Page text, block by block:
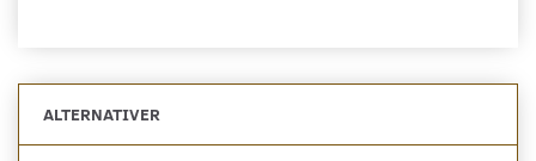
ALTERNATIVER